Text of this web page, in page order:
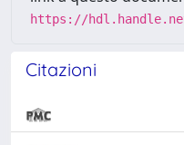
https://
Citazioni